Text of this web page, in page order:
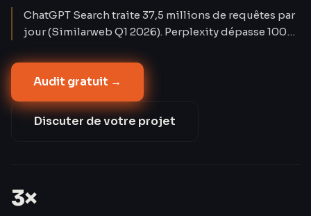
ChatGPT Search traite 37,5 millions de requêtes par
jour (Similarweb Q1 2026). Perplexity dépasse 100
classique baisse de 15 à 25 % sur les requêtes
informationnelles. Les Créavores ont triplé le taux de
citation IA de leurs clients en 3 mois — passant de 8
% à 24 %.
Audit gratuit →
Discuter de votre projet
3×